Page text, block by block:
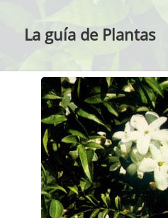
La guía de Plantas